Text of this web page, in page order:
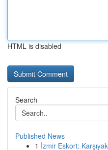
HTML is disabled
Search
Published News
1 İzmir Eskort: